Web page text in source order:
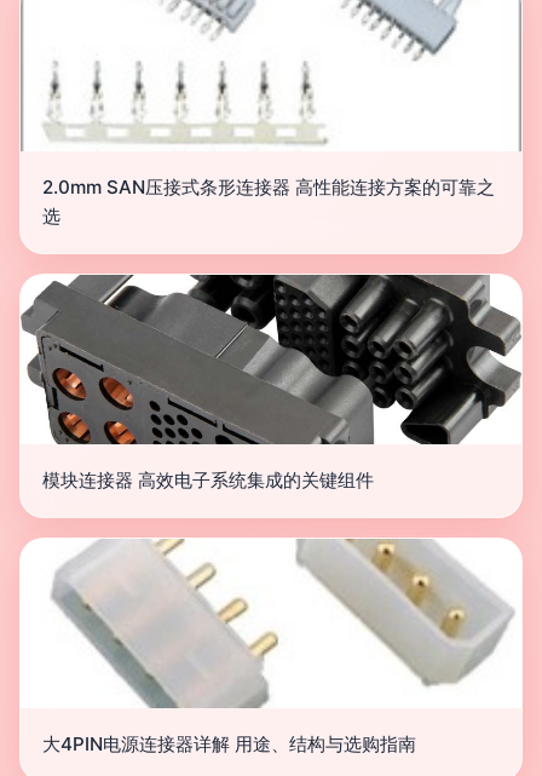
2.0mm SAN压接式条形连接器 高性能连接方案的可靠之
选
模块连接器 高效电子系统集成的关键组件
大4PIN电源连接器详解 用途、结构与选购指南